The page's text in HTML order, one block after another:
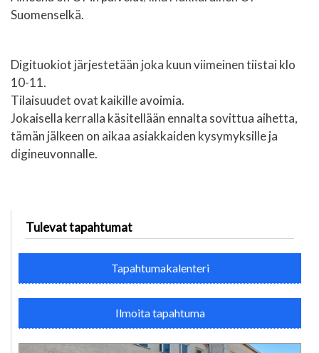
Suomenselkä.
Digituokiot järjestetään joka kuun viimeinen tiistai klo
10-11.
Tilaisuudet ovat kaikille avoimia.
Jokaisella kerralla käsitellään ennalta sovittua aihetta,
tämän jälkeen on aikaa asiakkaiden kysymyksille ja
digineuvonnalle.
Tulevat tapahtumat
Tapahtumakalenteri
Ilmoita tapahtuma